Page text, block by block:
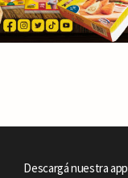
Descargá nuestra app